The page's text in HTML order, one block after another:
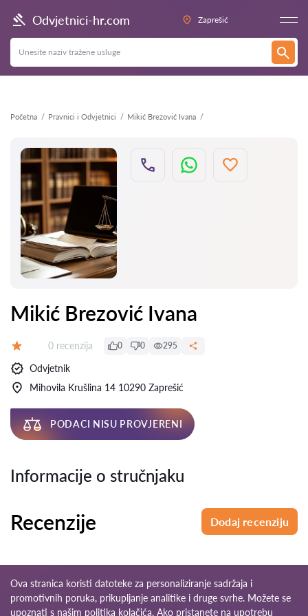
Odvjetnici-hr.com Zaprešić
Početna Pravnici i Odvjetnici Mikić Brezović Ivana
Natrag
Mikić Brezović Ivana
Recenzija:
0 recenzija 0 0 295
Odvjetnik
Mihovila Krušlina 14 10290 Zaprešić
PODACI NISU PROVJERENI
Informacije o stručnjaku
Recenzije Dodaj recenziju
Ova stranica koristi datoteke za personaliziranje sadržaja i
promotivnih poruka, prikupljanje analitike i druge svrhe. Možete se
upoznati s našim politika kolačića. Ako pristanete na upotrebu